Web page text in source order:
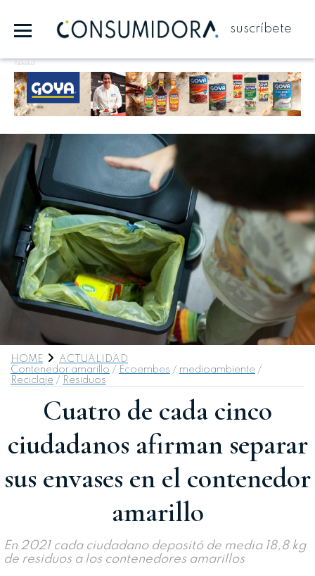
suscríbete
Publicidad
HOME
ACTUALIDAD
Contenedor amarillo / Ecoembes / medioambiente /
Reciclaje / Residuos
Cuatro de cada cinco
ciudadanos afirman separar
sus envases en el contenedor
amarillo
En 2021 cada ciudadano depositó de media 18,8 kg
de residuos a los contenedores amarillos